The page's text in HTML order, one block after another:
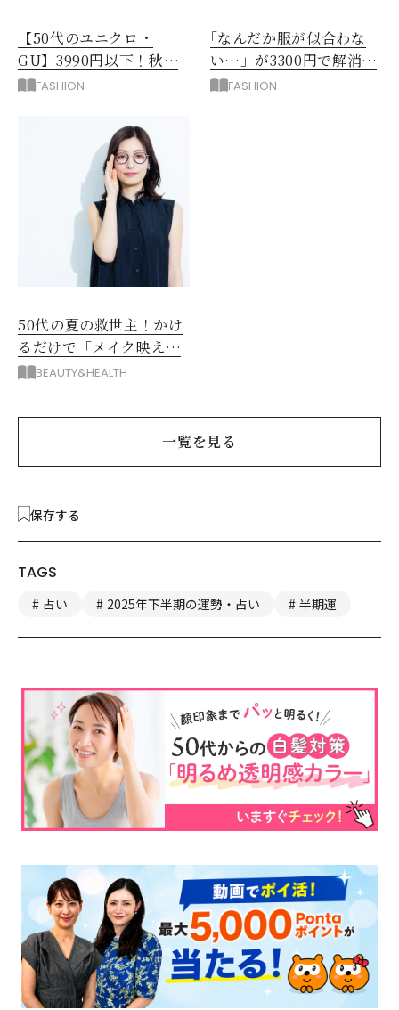
【50代のユニクロ・
GU】3990円以下！秋ま
ではける涼しげボトムス3
FASHION
｢なんだか服が似合わな
い…」が3300円で解消！
阪神梅田のサービスが神
FASHION
50代の夏の救世主！かけ
るだけで「メイク映え」
する眼鏡
BEAUTY&HEALTH
一覧を見る
保存する
TAGS
占い 2025年下半期の運勢・占い 半期運